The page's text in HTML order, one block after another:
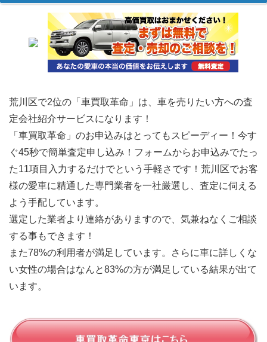
荒川区で2位の「車買取革命」は、車を売りたい方への査
定会社紹介サービスになります！
「車買取革命」のお申込みはとってもスピーディー！今す
ぐ45秒で簡単査定申し込み！フォームからお申込みでたっ
た11項目入力するだけでという手軽さです！荒川区でお客
様の愛車に精通した専門業者を一社厳選し、査定に伺える
よう手配しています。
選定した業者より連絡がありますので、気兼ねなくご相談
する事もできます！
また78%の利用者が満足しています。さらに車に詳しくな
い女性の場合はなんと83%の方が満足している結果が出て
います。